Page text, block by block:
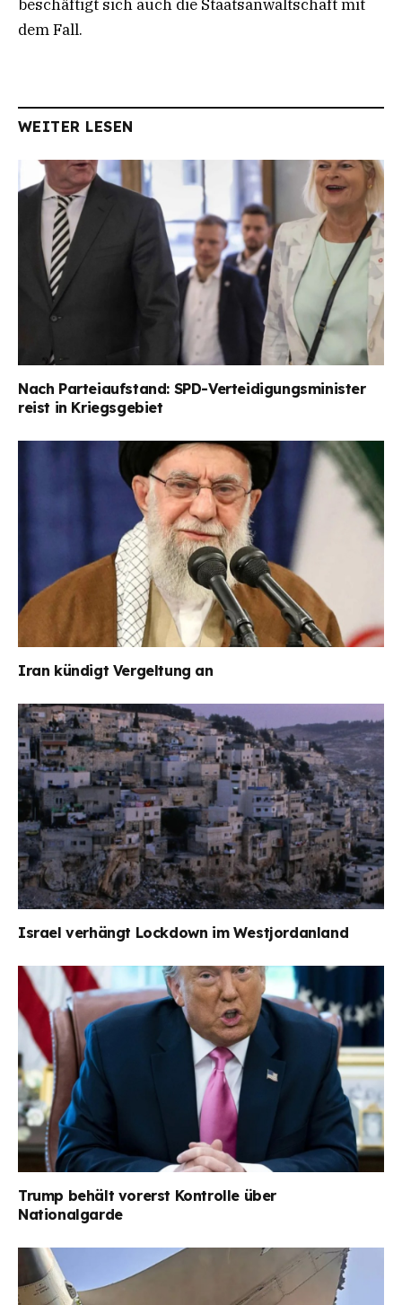
beschäftigt sich auch die Staatsanwaltschaft mit
dem Fall.
WEITER LESEN
Nach Parteiaufstand: SPD-Verteidigungsminister
reist in Kriegsgebiet
Iran kündigt Vergeltung an
Israel verhängt Lockdown im Westjordanland
Trump behält vorerst Kontrolle über
Nationalgarde